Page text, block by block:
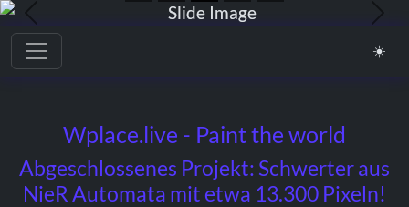
Previous
Toggle navigation ☀️
Wplace.live - Paint the world
Abgeschlossenes Projekt: Schwerter aus
NieR Automata mit etwa 13.300 Pixeln!